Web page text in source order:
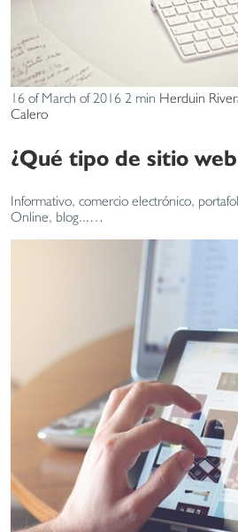
16 of March of 2016 2 min Herduin
Calero
¿Qué tipo de sitio
Informativo, comercio electrónico,
Online, blog...…